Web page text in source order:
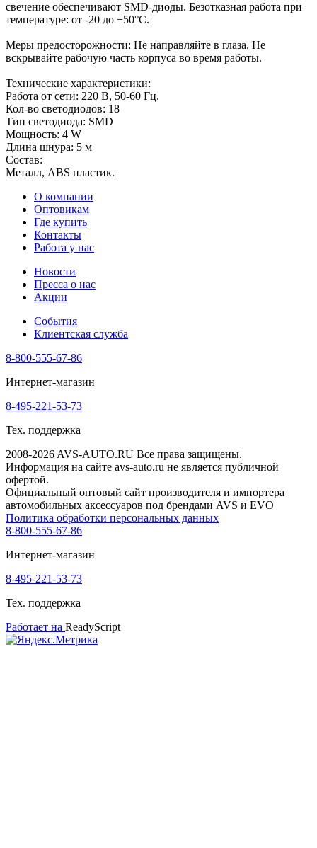
свечение обеспечивают SMD-диоды. Безотказная работа при
температуре: от -20 до +50°C.
Меры предосторожности: Не направляйте в глаза. Не
вскрывайте рабочую часть корпуса во время работы.
Технические характеристики:
Работа от сети: 220 В, 50-60 Гц.
Кол-во светодиодов: 18
Тип светодиода: SMD
Мощность: 4 W
Длина шнура: 5 м
Состав:
Металл, ABS пластик.
О компании
Оптовикам
Где купить
Контакты
Работа у нас
Новости
Пресса о нас
Акции
События
Клиентская служба
8-800-555-67-86
Интернет-магазин
8-495-221-53-73
Тех. поддержка
2008-2026 AVS-AUTO.RU Все права защищены.
Информация на сайте avs-auto.ru не является публичной
офертой.
Официальный оптовый сайт производителя и импортера
автомобильных аксессуаров под брендами AVS и EVO
Политика обработки персональных данных
8-800-555-67-86
Интернет-магазин
8-495-221-53-73
Тех. поддержка
Работает на ReadyScript